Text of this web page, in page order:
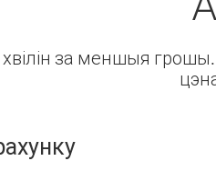
за меншыя грошы.